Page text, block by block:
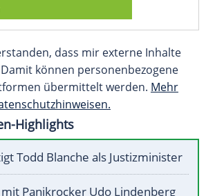
dass mir externe Inhalte
können personenbezogene
übermittelt werden. Mehr
Highlights
Todd Blanche als Justizminister
Panikrocker Udo Lindenberg